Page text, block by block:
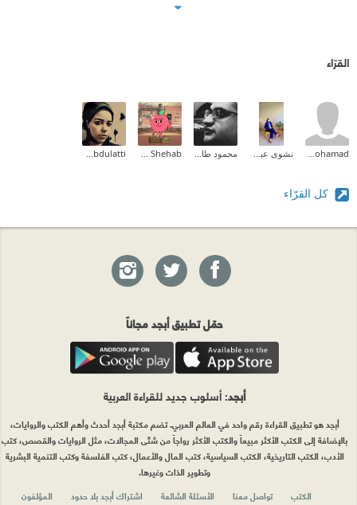
القرّاء
كل القرّاء
حمّل تطبيق أبجد مجاناً
أبجد: أسلوب جديد للقراءة العربية
أبجد هو تطبيق القراءة رقم واحد في العالم العربي. تضم مكتبة أبجد أحدث وأهم الكتب والروايات،
بالإضافة إلى الكتب الأكثر مبيعاً والكتب الأكثر رواجاً من شتّى المجالات، مثل الروايات والقصص، كتب
الأدب، الكتب التاريخية، الكتب السياسية، كتب المال والأعمال، كتب الفلسفة وكتب التنمية البشرية
وتطوير الذات وغيرها.
الكتب
تواصل معنا الأسئلة الشائعة اشتراك أبجد بلا حدود المؤلفون